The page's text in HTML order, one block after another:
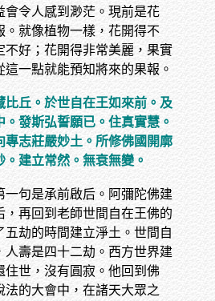
會令人感到渺茫。現前是花
。就像植物一樣，花開得不
不好；花開得非常美麗，果實
這一點就能預知將來的果報。
比丘。於世自在王如來前。及
。發斯弘誓願已。住真實慧。
專志莊嚴妙土。所修佛國開廓
。建立常然。無衰無變。
一句是承前啟后。阿彌陀佛建
，再回到老師世間自在王佛的
五劫的時間建立淨土。世間自
人壽是四十二劫。西方世界建
住世，沒有圓寂。他回到佛
法的大會中，在諸天大眾之